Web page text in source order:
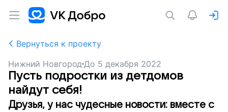
Вернуться к проекту
Нижний Новгород До 5 декабря 2022
Пусть подростки из детдомов
найдут себя!
Друзья, у нас чудесные новости: вместе с